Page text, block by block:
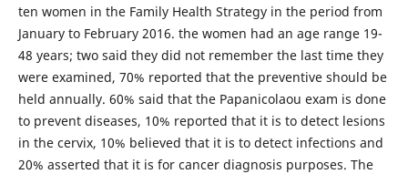
ten women in the Family Health Strategy in the period from
January to February 2016. the women had an age range 19-
48 years; two said they did not remember the last time they
were examined, 70% reported that the preventive should be
held annually. 60% said that the Papanicolaou exam is done
to prevent diseases, 10% reported that it is to detect lesions
in the cervix, 10% believed that it is to detect infections and
20% asserted that it is for cancer diagnosis purposes. The